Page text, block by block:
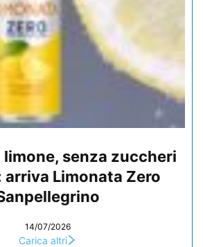
limone, senza zuccheri
Limonata Zero
14/07/2026
Carica altri